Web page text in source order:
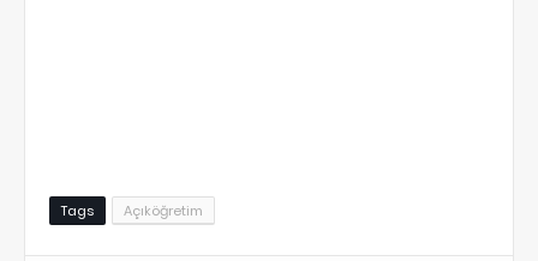
Tags Açıköğretim